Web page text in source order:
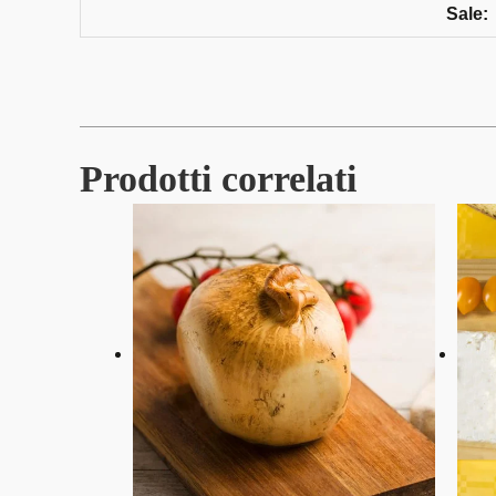
Sale:
Prodotti correlati